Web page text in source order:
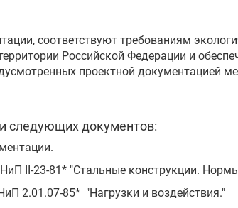
соответствуют требованиям
Российской Федерации и
проектной документацией
следующих документов:
II-23-81* "Стальные конструкции.
2.01.07-85* "Нагрузки и воздействия."